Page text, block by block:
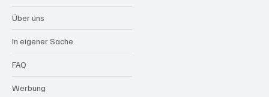
Über uns
In eigener Sache
FAQ
Werbung